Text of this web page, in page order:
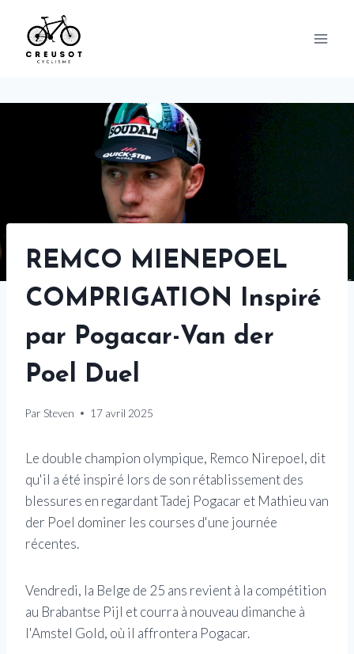
content
REMCO MIENEPOEL
COMPRIGATION Inspiré
par Pogacar-Van der
Poel Duel
Par Steven 17 avril 2025
Le double champion olympique, Remco Nirepoel, dit
qu'il a été inspiré lors de son rétablissement des
blessures en regardant Tadej Pogacar et Mathieu van
der Poel dominer les courses d'une journée
récentes.
Vendredi, la Belge de 25 ans revient à la compétition
au Brabantse Pijl et courra à nouveau dimanche à
l'Amstel Gold, où il affrontera Pogacar.